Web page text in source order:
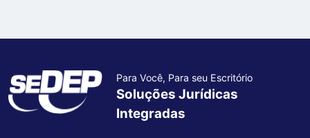
Para Você, Para seu Escritório
Soluções Jurídicas
Integradas